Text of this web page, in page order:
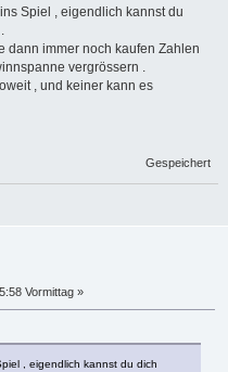
Spiel , eigendlich kannst du
dann immer noch kaufen Zahlen
vergrössern .
, und keiner kann es
Gespeichert
Vormittag »
, eigendlich kannst du dich